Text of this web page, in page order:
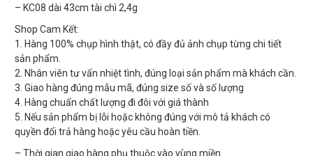
– KC08 dài 43cm tài chì 2,4g
Shop Cam Kết:
1. Hàng 100% chụp hình thật, có đầy đủ ảnh chụp từng chi tiết
sản phẩm.
2. Nhân viên tư vấn nhiệt tình, đúng loại sản phẩm mà khách cần.
3. Giao hàng đúng mẫu mã, đúng size số và số lượng
4. Hàng chuẩn chất lượng đi đôi với giá thành
5. Nếu sản phẩm bị lỗi hoặc không đúng với mô tả khách có
quyền đổi trả hàng hoặc yêu cầu hoàn tiền.
– Thời gian giao hàng phụ thuộc vào vùng miền.